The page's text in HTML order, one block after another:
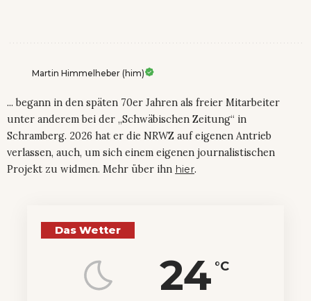
Martin Himmelheber (him)
... begann in den späten 70er Jahren als freier Mitarbeiter
unter anderem bei der „Schwäbischen Zeitung“ in
Schramberg. 2026 hat er die NRWZ auf eigenen Antrieb
verlassen, auch, um sich einem eigenen journalistischen
Projekt zu widmen. Mehr über ihn hier.
Das Wetter
24 °C